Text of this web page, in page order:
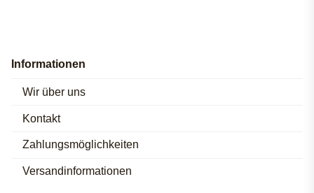
Informationen
Wir über uns
Kontakt
Zahlungsmöglichkeiten
Versandinformationen